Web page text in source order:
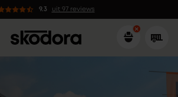
9.3 uit 97 reviews